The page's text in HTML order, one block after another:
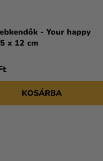
- Your happy
x 12 cm
KOSÁRBA